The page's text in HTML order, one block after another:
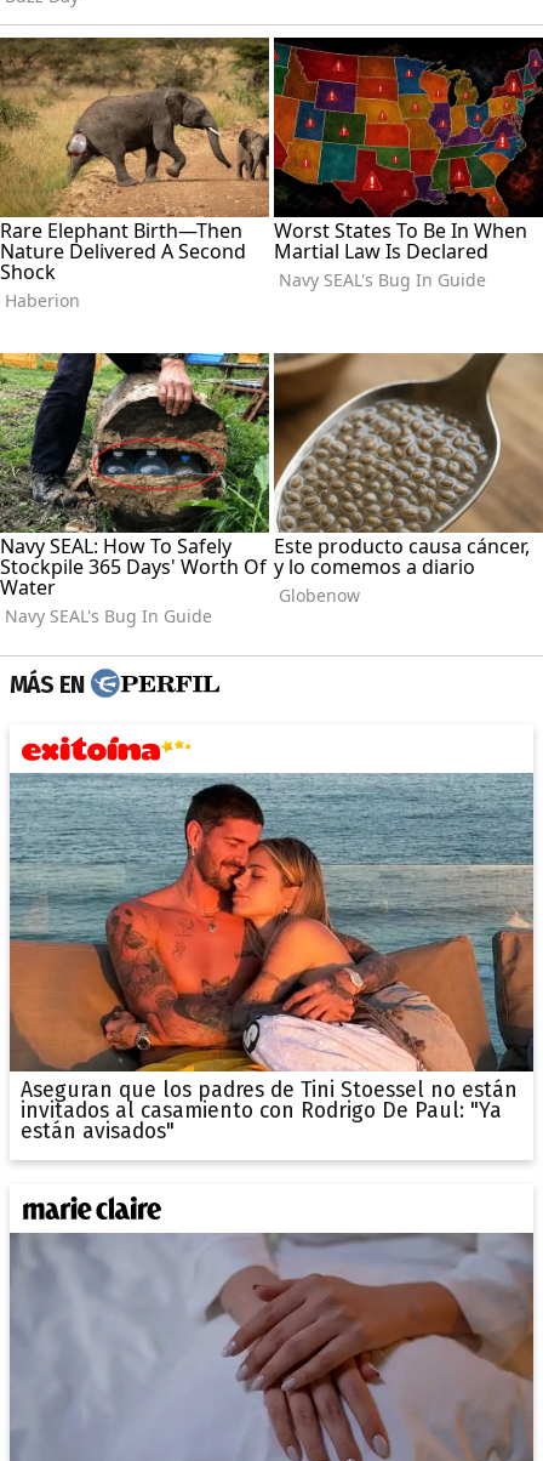
MÁS EN
Aseguran que los padres de Tini Stoessel no están
invitados al casamiento con Rodrigo De Paul: "Ya
están avisados"